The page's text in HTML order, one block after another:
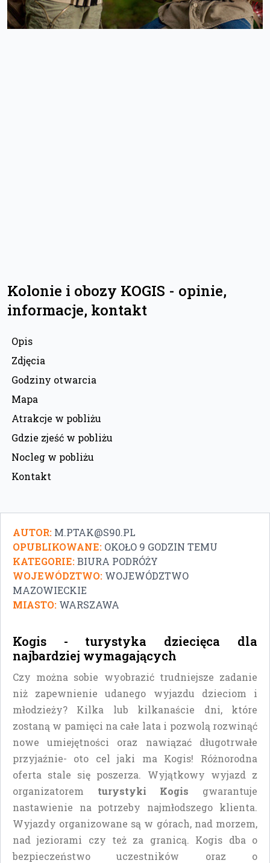
Kolonie i obozy KOGIS - opinie,
informacje, kontakt
Opis
Zdjęcia
Godziny otwarcia
Mapa
Atrakcje w pobliżu
Gdzie zjeść w pobliżu
Nocleg w pobliżu
Kontakt
AUTOR: M.PTAK@S90.PL
OPUBLIKOWANE: OKOŁO 9 GODZIN TEMU
KATEGORIE:BIURA PODRÓŻY
WOJEWÓDZTWO: WOJEWÓDZTWO
MAZOWIECKIE
MIASTO: WARSZAWA
Kogis - turystyka dziecięca dla
najbardziej wymagających
Czy można sobie wyobrazić trudniejsze zadanie
niż zapewnienie udanego wyjazdu dzieciom i
młodzieży? Kilka lub kilkanaście dni, które
zostaną w pamięci na całe lata i pozwolą rozwinąć
nowe umiejętności oraz nawiązać długotrwałe
przyjaźnie- oto cel jaki ma Kogis! Różnorodna
oferta stale się poszerza. Wyjątkowy wyjazd z
organizatorem turystyki Kogis gwarantuje
nastawienie na potrzeby najmłodszego klienta.
Wyjazdy organizowane są w górach, nad morzem,
nad jeziorami czy też za granicą. Kogis dba o
bezpieczeństwo uczestników oraz o